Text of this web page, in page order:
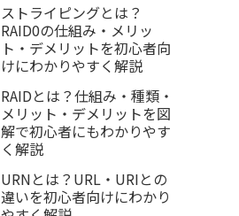
ストライピングとは？
RAID0の仕組み・メリッ
ト・デメリットを初心者向
けにわかりやすく解説
RAIDとは？仕組み・種類・
メリット・デメリットを図
解で初心者にもわかりやす
く解説
URNとは？URL・URIとの
違いを初心者向けにわかり